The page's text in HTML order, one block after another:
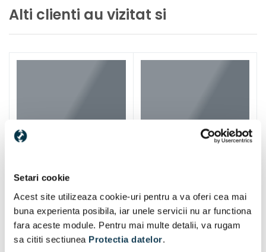
Setari cookie
Acest site utilizeaza cookie-uri pentru a va oferi cea mai
buna experienta posibila, iar unele servicii nu ar functiona
fara aceste module. Pentru mai multe detalii, va rugam
sa cititi sectiunea Protectia datelor.
Alti clienti au vizitat si